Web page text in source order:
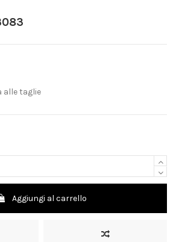
alle taglie
Aggiungi al carrello